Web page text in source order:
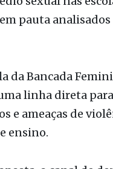
Paulo, em reunião
à proposta que
sexual nas
da Bancada
linha direta para